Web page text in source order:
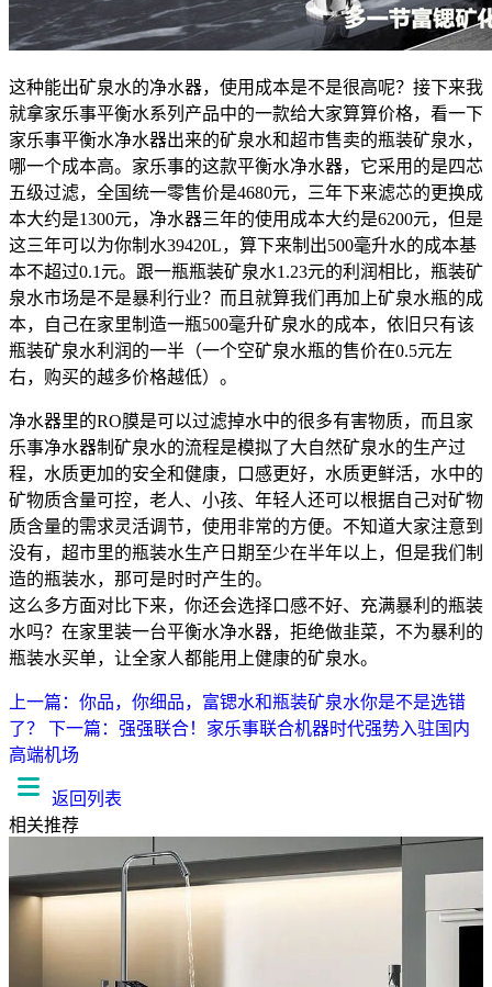
这种能出矿泉水的净水器，使用成本是不是很高呢？接下来我
就拿家乐事平衡水系列产品中的一款给大家算算价格，看一下
家乐事平衡水净水器出来的矿泉水和超市售卖的瓶装矿泉水，
哪一个成本高。家乐事的这款平衡水净水器，它采用的是四芯
五级过滤，全国统一零售价是4680元，三年下来滤芯的更换成
本大约是1300元，净水器三年的使用成本大约是6200元，但是
这三年可以为你制水39420L，算下来制出500毫升水的成本基
本不超过0.1元。跟一瓶瓶装矿泉水1.23元的利润相比，瓶装矿
泉水市场是不是暴利行业？而且就算我们再加上矿泉水瓶的成
本，自己在家里制造一瓶500毫升矿泉水的成本，依旧只有该
瓶装矿泉水利润的一半（一个空矿泉水瓶的售价在0.5元左
右，购买的越多价格越低）。
净水器里的RO膜是可以过滤掉水中的很多有害物质，而且家
乐事净水器制矿泉水的流程是模拟了大自然矿泉水的生产过
程，水质更加的安全和健康，口感更好，水质更鲜活，水中的
矿物质含量可控，老人、小孩、年轻人还可以根据自己对矿物
质含量的需求灵活调节，使用非常的方便。不知道大家注意到
没有，超市里的瓶装水生产日期至少在半年以上，但是我们制
造的瓶装水，那可是时时产生的。
这么多方面对比下来，你还会选择口感不好、充满暴利的瓶装
水吗？在家里装一台平衡水净水器，拒绝做韭菜，不为暴利的
瓶装水买单，让全家人都能用上健康的矿泉水。
上一篇：你品，你细品，富锶水和瓶装矿泉水你是不是选错
了？
下一篇：强强联合！家乐事联合机器时代强势入驻国内
高端机场
返回列表
相关推荐